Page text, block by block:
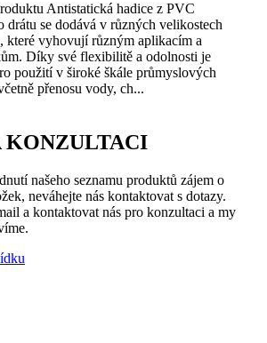
Antistatická hadice z PVC
drátu se dodává v různých velikostech
které vyhovují různým aplikacím a
Díky své flexibilitě a odolnosti je
použití v široké škále průmyslových
přenosu vody, ch...
KONZULTACI
našeho seznamu produktů zájem o
neváhejte nás kontaktovat s dotazy.
a kontaktovat nás pro konzultaci a my